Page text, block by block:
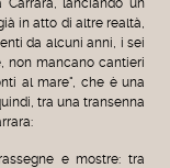
lanciando un
in atto di altre realtà,
da alcuni anni, i sei
non mancano cantieri
al mare", che è una
tra una transenna
e mostre: tra